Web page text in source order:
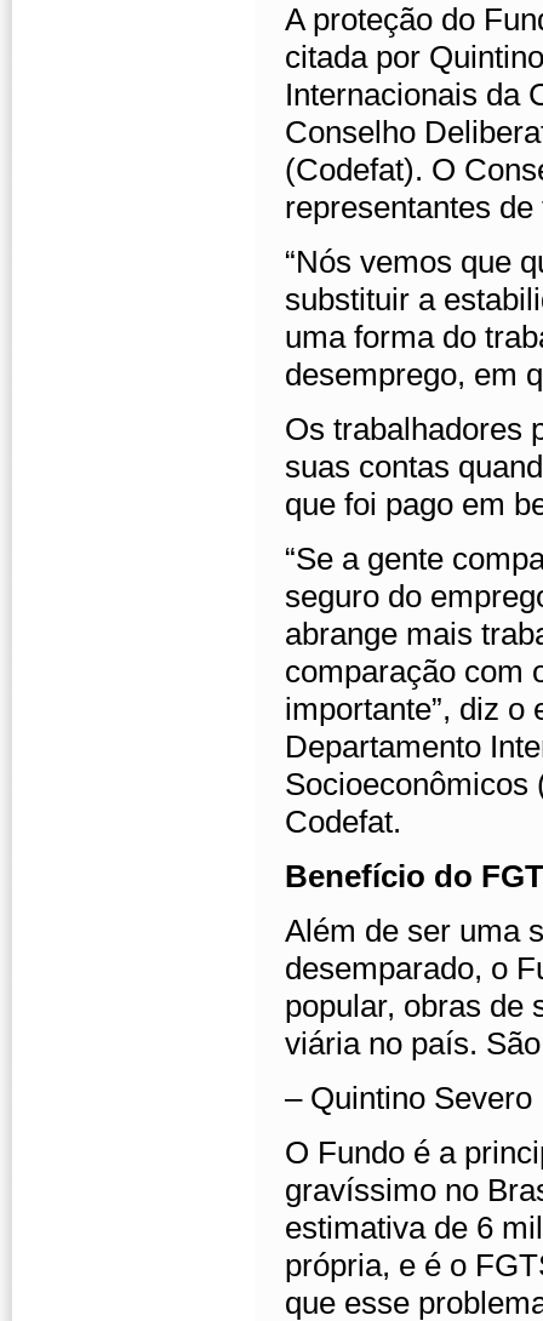
A proteção do
citada por
Internacionais da
Conselho
(Codefat). O
representantes
“Nós vemos que
substituir a
uma forma do
desemprego, em
Os trabalhadores
suas contas
que foi pago em
“Se a gente
seguro do
abrange mais
comparação com
importante”, diz o
Departamento
Socioeconômicos
Codefat.
Benefício do
Além de ser uma
desemparado, o
popular, obras de
viária no país.
– Quintino Severo
O Fundo é a
gravíssimo no
estimativa de 6
própria, e é o
que esse